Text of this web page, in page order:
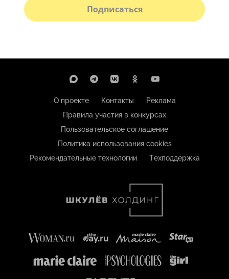
Подписаться
О проекте Контакты
Реклама
Правила участия в конкурсах
Пользовательское соглашение
Политика использования cookies
Рекомендательные технологии
Техподдержка